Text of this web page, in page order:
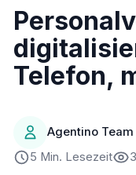
Telefon,
Agentino Team
5 Min. Lesezeit